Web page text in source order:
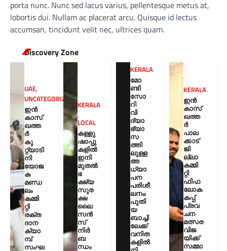
porta nunc. Nunc sed lacus varius, pellentesque metus at,
lobortis dui. Nullam ac placerat arcu. Quisque id lectus
accumsan, tincidunt velit nec, ultrices quam.
Discovery Zone
UAE,
UNCATEGORIZED
ഇൻ
കാസ്
ഖത്ത
ർ
കു
റ്റ്യാടി
നി
യോജ
ക
മണ്ഡ
ലം
കമ്മി
റ്റി
രക്ത
ദാന
ക്യാ
മ്പ്
സംഘ
KERALA
,
LOCAL
കള്ളു
ഷാപ്പു
കളിൽ
ഇനി
മുതൽ
ഭ
ക്ഷ്യ
സുര
ക്ഷ
ലൈ
സൻ
സ്
നിർ
ബ
ന്ധം
KERALA
മോ
ണ്ടി
സോ
റി
വി
ദ്യാ
ഭ്യാ
സ
ത്തി
ലുള്ള
അ
ധ്യാ
പന
പരിശീ
ലനം:
പുതി
യ
ബാച്ചി
ലേക്ക്
വനിത
കളിൽ
KERALA
ഇൻ
കാസ്
ഖത്ത
ർ
പാല
ക്കാട്
ജി
ല്ലാ
കമ്മി
റ്റി
ഫിഫ
ലോക
കപ്പ്
പ്രവ
ചന
മത്സര
വിജ
യിക്ക്
സമ്മാ